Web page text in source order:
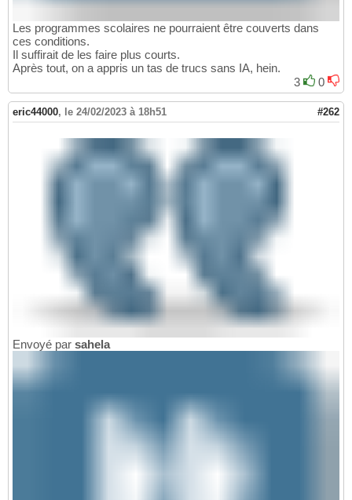
Les programmes scolaires ne pourraient être couverts dans
ces conditions.
Il suffirait de les faire plus courts.
Après tout, on a appris un tas de trucs sans IA, hein.
3
0
eric44000, le 24/02/2023 à 18h51 #262
Envoyé par sahela